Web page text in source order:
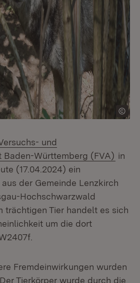
und
Baden-Württemberg (FVA) in
(17.04.2024) ein
der Gemeinde Lenzkirch
Hochschwarzwald
trächtigen Tier handelt es sich
um die dort
Fremdeinwirkungen wurden
Tierkörper wurde durch die